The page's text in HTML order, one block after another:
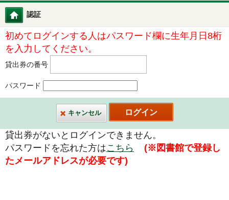
認証
図書館ホーム
初めてログインする人はパスワード欄に生年月日8桁
を入力してください。
貸出券の番号
パスワード
キャンセル
貸出券がないとログインできません。
パスワードを忘れた方はこちら
(※図書館で登録し
たメールアドレスが必要です)